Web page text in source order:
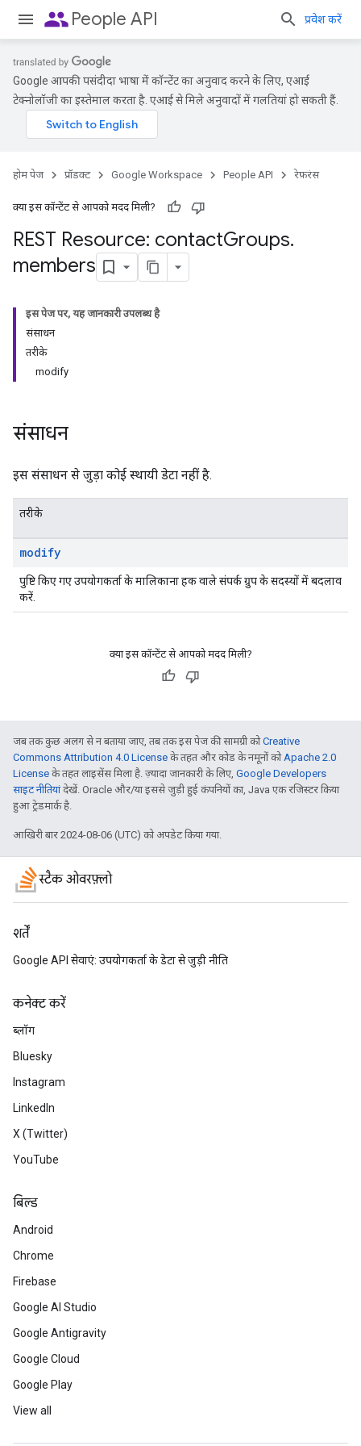
peoplePeople API प्रवेश करें
Google आपकी पसंदीदा भाषा में कॉन्टेंट का अनुवाद करने के लिए, एआई
टेक्नोलॉजी का इस्तेमाल करता है. एआई से मिले अनुवादों में गलतियां हो सकती हैं.
होम पेज प्रॉडक्ट Google Workspace People API रेफ़रंस
क्या इस कॉन्टेंट से आपको मदद मिली?
REST Resource: contactGroups.
members
इस पेज पर, यह जानकारी उपलब्ध है
संसाधन
तरीके
modify
संसाधन
इस संसाधन से जुड़ा कोई स्थायी डेटा नहीं है.
तरीके
modify
पुष्टि किए गए उपयोगकर्ता के मालिकाना हक वाले संपर्क ग्रुप के सदस्यों में बदलाव
करें.
क्या इस कॉन्टेंट से आपको मदद मिली?
जब तक कुछ अलग से न बताया जाए, तब तक इस पेज की सामग्री कोCreative
Commons Attribution 4.0 License के तहत और कोड के नमूनों कोApache 2.0
License के तहत लाइसेंस मिला है. ज़्यादा जानकारी के लिए, Google Developers
साइट नीतियांदेखें. Oracle और/या इससे जुड़ी हुई कंपनियों का, Java एक रजिस्टर किया
हुआ ट्रेडमार्क है.
आखिरी बार 2024-08-06 (UTC) को अपडेट किया गया.
स्टैक ओवरफ़्लो
शर्तें
Google API सेवाएं: उपयोगकर्ता के डेटा से जुड़ी नीति
कनेक्ट करें
ब्लॉग
Bluesky
Instagram
LinkedIn
X (Twitter)
YouTube
बिल्ड
Android
Chrome
Firebase
Google AI Studio
Google Antigravity
Google Cloud
Google Play
View all